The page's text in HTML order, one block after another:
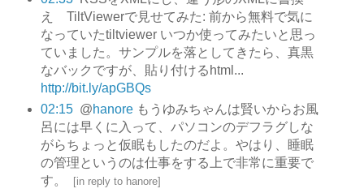
え TiltViewerで見せてみた: 前から無料で気に
なっていたtiltviewer いつか使ってみたいと思っ
ていました。サンプルを落としてきたら、真黒
なバックですが、貼り付けるhtml...
http://bit.ly/apGBQs
02:15 @hanoreもうゆみちゃんは賢いからお風
呂には早くに入って、パソコンのデフラグしな
がらちょっと仮眠もしたのだよ。やはり、睡眠
の管理というのは仕事をする上で非常に重要で
す。
[in reply to hanore]